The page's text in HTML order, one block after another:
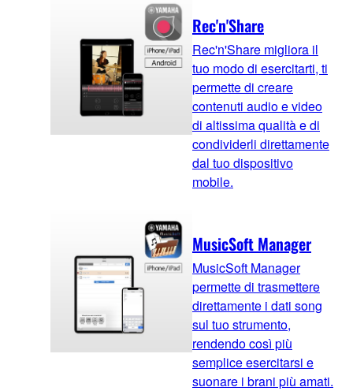
Rec'n'Share
Rec'n'Share migliora il
tuo modo di esercitarti, ti
permette di creare
contenuti audio e video
di altissima qualità e di
condividerli direttamente
dal tuo dispositivo
mobile.
MusicSoft Manager
MusicSoft Manager
permette di trasmettere
direttamente i dati song
sul tuo strumento,
rendendo così più
semplice esercitarsi e
suonare i brani più amati.